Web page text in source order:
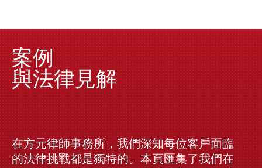
案例
與法律見解
在方元律師事務所，我們深知每位客戶面臨
的法律挑戰都是獨特的。本頁匯集了我們在